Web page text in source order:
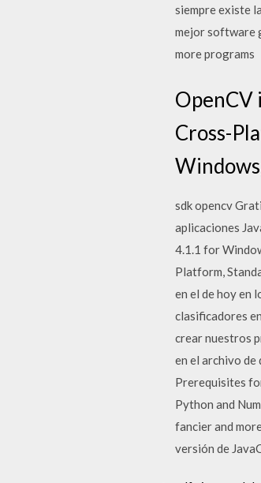
siempre existe
mejor software
more programs
OpenCV
Cross-
sdk opencv
aplicaciones
4.1.1 for
Platform,
en el de hoy en
clasificadores
crear nuestros
en el archivo
Prerequisites
Python and
fancier and
versión de